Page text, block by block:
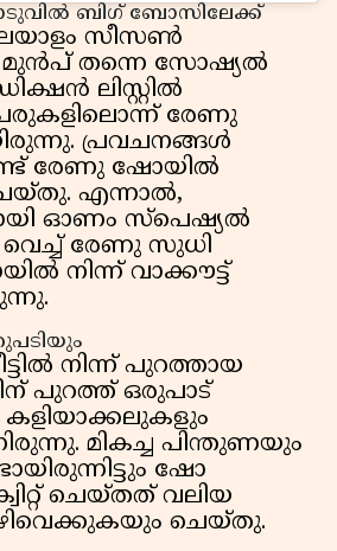
ബിഗ് ബോസിലേക്ക്
സീസൺ
മുൻപ് തന്നെ സോഷ്യൽ
ലിസ്റ്റിൽ
രേണു
പ്രവചനങ്ങൾ
രേണു ഷോയിൽ
എന്നാൽ,
ഓണം സ്പെഷ്യൽ
രേണു സുധി
നിന്ന് വാക്കൗട്ട്
നിന്ന് പുറത്തായ
പുറത്ത് ഒരുപാട്
കളിയാക്കലുകളും
മികച്ച പിന്തുണയും
ഷോ
ചെയ്തത് വലിയ
ചെയ്തു.